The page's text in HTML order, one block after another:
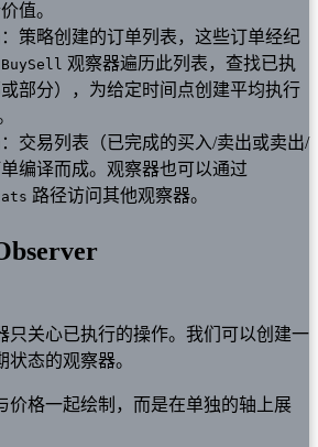
值。
：策略创建的订单列表，这些订单经纪
BuySell 观察器遍历此列表，查找已执
部分），为给定时间点创建平均执行
：交易列表（已完成的买入/卖出或卖出/
编译而成。观察器也可以通过
路径访问其他观察器。
只关心已执行的操作。我们可以创建一
态的观察器。
价格一起绘制，而是在单独的轴上展